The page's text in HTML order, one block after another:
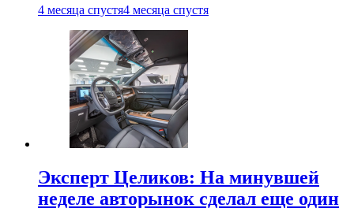
4 месяца спустя4 месяца спустя
Эксперт Целиков: На минувшей
неделе авторынок сделал еще один